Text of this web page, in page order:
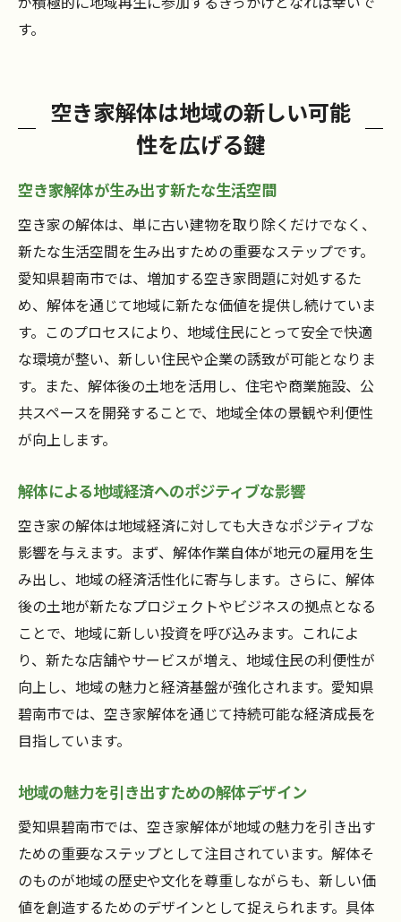
す。
空き家解体は地域の新しい可能
性を広げる鍵
空き家解体が生み出す新たな生活空間
空き家の解体は、単に古い建物を取り除くだけでなく、
新たな生活空間を生み出すための重要なステップです。
愛知県碧南市では、増加する空き家問題に対処するた
め、解体を通じて地域に新たな価値を提供し続けていま
す。このプロセスにより、地域住民にとって安全で快適
な環境が整い、新しい住民や企業の誘致が可能となりま
す。また、解体後の土地を活用し、住宅や商業施設、公
共スペースを開発することで、地域全体の景観や利便性
が向上します。
解体による地域経済へのポジティブな影響
空き家の解体は地域経済に対しても大きなポジティブな
影響を与えます。まず、解体作業自体が地元の雇用を生
み出し、地域の経済活性化に寄与します。さらに、解体
後の土地が新たなプロジェクトやビジネスの拠点となる
ことで、地域に新しい投資を呼び込みます。これによ
り、新たな店舗やサービスが増え、地域住民の利便性が
向上し、地域の魅力と経済基盤が強化されます。愛知県
碧南市では、空き家解体を通じて持続可能な経済成長を
目指しています。
地域の魅力を引き出すための解体デザイン
愛知県碧南市では、空き家解体が地域の魅力を引き出す
ための重要なステップとして注目されています。解体そ
のものが地域の歴史や文化を尊重しながらも、新しい価
値を創造するためのデザインとして捉えられます。具体